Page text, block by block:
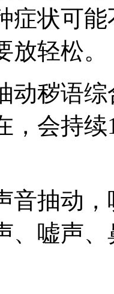
症状可
轻松。
秽语综
，会持
抽动，
、嘘声